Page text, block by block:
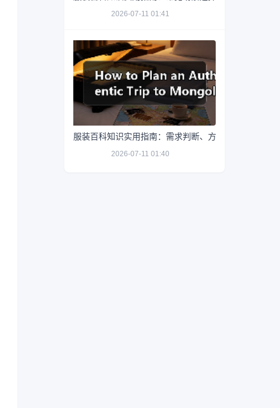
2026-07-11 01:41
服装百科知识实用指南：需求判断、方案选择和避坑建
2026-07-11 01:40